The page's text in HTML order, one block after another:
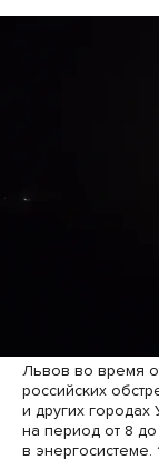
Львов во время
российских
и других
на период от 8 до
в энергосистеме.